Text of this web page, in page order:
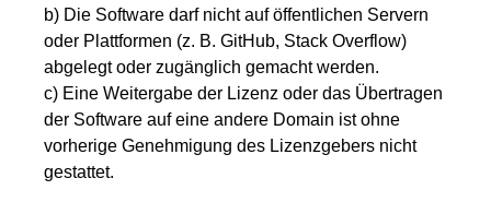
b) Die Software darf nicht auf öffentlichen Servern
oder Plattformen (z. B. GitHub, Stack Overflow)
abgelegt oder zugänglich gemacht werden.
c) Eine Weitergabe der Lizenz oder das Übertragen
der Software auf eine andere Domain ist ohne
vorherige Genehmigung des Lizenzgebers nicht
gestattet.